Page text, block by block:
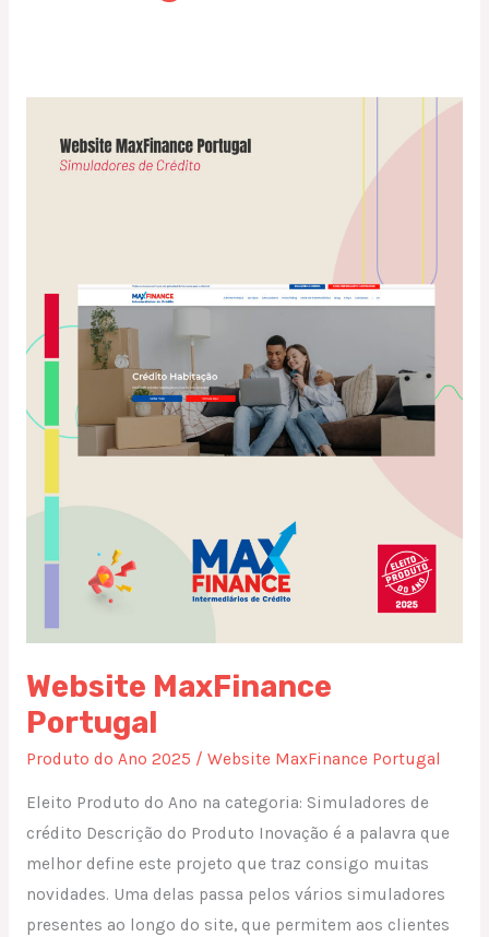
Website MaxFinance
Portugal
Produto do Ano 2025 / Website MaxFinance Portugal
Eleito Produto do Ano na categoria: Simuladores de
crédito Descrição do Produto Inovação é a palavra que
melhor define este projeto que traz consigo muitas
novidades. Uma delas passa pelos vários simuladores
presentes ao longo do site, que permitem aos clientes
MaxFinance
Portugal